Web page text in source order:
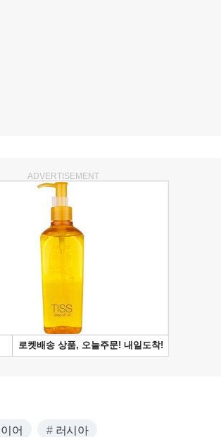
ADVERTISEMENT
어 러시아